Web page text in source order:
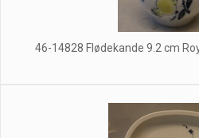
46-14828 Flødekande 9.2 cm